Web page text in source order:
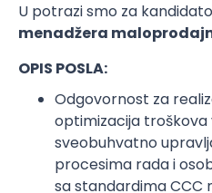
U potrazi smo za
menadžera
OPIS POSLA:
Odgovornost za
optimizacija troškova
sveobuhvatno
procesima rada i
sa standardima CCC